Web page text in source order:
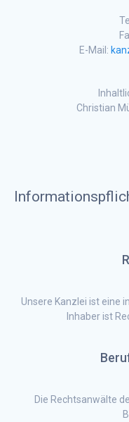
E-Mail:
Christian
Unsere Kanzlei ist eine
Inhaber ist
Die Rechtsanwälte